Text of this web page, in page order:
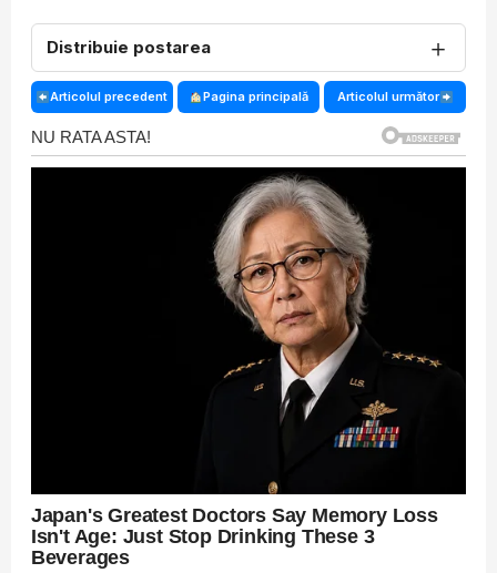
Distribuie postarea ＋
Articolul precedent Pagina principală Articolul următor